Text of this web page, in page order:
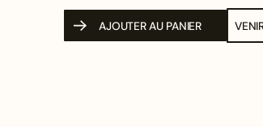
AJOUTER AU PANIER